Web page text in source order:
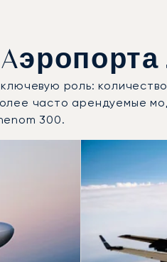
роль:
часто арендуемые
300.
полётных движений в